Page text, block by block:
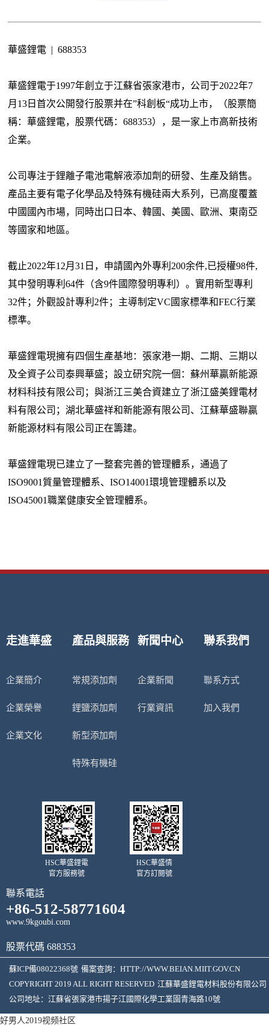
華盛鋰電 | 688353
華盛鋰電于1997年創立于江蘇省張家港市，公司于2022年7
月13日首次公開發行股票并在”科創板“成功上市，（股票簡
稱：華盛鋰電，股票代碼：688353），是一家上市高新技術
企業。
公司專注于鋰離子電池電解液添加劑的研發、生產及銷售。
產品主要有電子化學品及特殊有機硅兩大系列，已高度覆蓋
中國國內市場，同時出口日本、韓國、美國、歐洲、東南亞
等國家和地區。
截止2022年12月31日，申請國內外專利200余件,已授權98件,
其中發明專利64件（含9件國際發明專利）。實用新型專利
32件；外觀設計專利2件；主導制定VC國家標準和FEC行業
標準。
華盛鋰電現擁有四個生產基地：張家港一期、二期、三期以
及全資子公司泰興華盛；設立研究院一個：蘇州華贏新能源
材料科技有限公司；與浙江三美合資建立了浙江盛美鋰電材
料有限公司；湖北華盛祥和新能源有限公司、江蘇華盛聯贏
新能源材料有限公司正在籌建。
華盛鋰電現已建立了一整套完善的管理體系，通過了
ISO9001質量管理體系、ISO14001環境管理體系以及
ISO45001職業健康安全管理體系。
走進華盛
企業簡介
企業榮譽
企業文化
產品與服務
常規添加劑
鋰鹽添加劑
新型添加劑
特殊有機硅
新聞中心
企業新聞
行業資訊
聯系我們
聯系方式
加入我們
HSC華盛情
官方訂閱號
HSC華盛鋰電
官方服務號
聯系電話
+86-512-58771604
www.9kgoubi.com
股票代碼 688353
蘇ICP備08022368號 備案查詢： HTTP://WWW.BEIAN.MIIT.GOV.CN
COPYRIGHT 2019 ALL RIGHT RESERVED 江蘇華盛鋰電材料股份有限公司
公司地址：江蘇省張家港市揚子江國際化學工業園青海路10號
好男人2019视频社区